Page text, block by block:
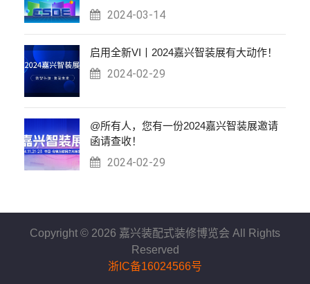
2024-03-14
启用全新VI丨2024嘉兴智装展有大动作！
2024-02-29
@所有人，您有一份2024嘉兴智装展邀请
函请查收！
2024-02-29
Copyright © 2026 嘉兴装配式装修博览会 All Rights
Reserved
浙IC备16024566号